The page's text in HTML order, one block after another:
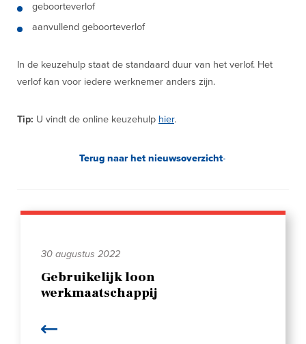
geboorteverlof
aanvullend geboorteverlof
In de keuzehulp staat de standaard duur van het verlof. Het
verlof kan voor iedere werknemer anders zijn.
Tip: U vindt de online keuzehulp hier.
Terug naar het nieuwsoverzicht
30 augustus 2022
Gebruikelijk loon
werkmaatschappij